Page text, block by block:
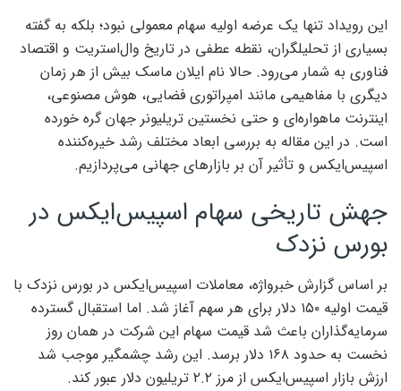
این رویداد تنها یک عرضه اولیه سهام معمولی نبود؛ بلکه به گفته
بسیاری از تحلیلگران، نقطه عطفی در تاریخ وال‌استریت و اقتصاد
فناوری به شمار می‌رود. حالا نام ایلان ماسک بیش از هر زمان
دیگری با مفاهیمی مانند امپراتوری فضایی، هوش مصنوعی،
اینترنت ماهواره‌ای و حتی نخستین تریلیونر جهان گره خورده
است. در این مقاله به بررسی ابعاد مختلف رشد خیره‌کننده
اسپیس‌ایکس و تأثیر آن بر بازارهای جهانی می‌پردازیم.
جهش تاریخی سهام اسپیس‌ایکس در
بورس نزدک
بر اساس گزارش خبرواژه، معاملات اسپیس‌ایکس در بورس نزدک با
قیمت اولیه ۱۵۰ دلار برای هر سهم آغاز شد. اما استقبال گسترده
سرمایه‌گذاران باعث شد قیمت سهام این شرکت در همان روز
نخست به حدود ۱۶۸ دلار برسد. این رشد چشمگیر موجب شد
ارزش بازار اسپیس‌ایکس از مرز ۲.۲ تریلیون دلار عبور کند.